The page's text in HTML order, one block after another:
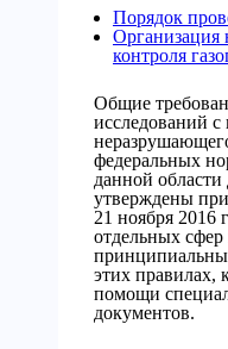
Порядок
Организация
контроля
Общие
исследований
федеральных
данной
утверждены
21 ноября 2016
отдельных
этих правилах,
помощи
документов.